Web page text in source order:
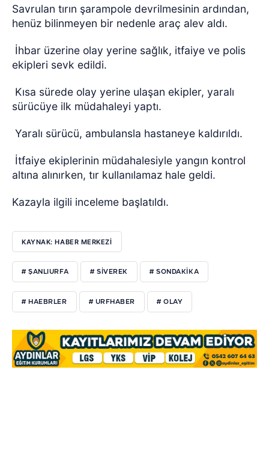
Savrulan tırın şarampole devrilmesinin ardından,
henüz bilinmeyen bir nedenle araç alev aldı.
İhbar üzerine olay yerine sağlık, itfaiye ve polis
ekipleri sevk edildi.
Kısa sürede olay yerine ulaşan ekipler, yaralı
sürücüye ilk müdahaleyi yaptı.
Yaralı sürücü, ambulansla hastaneye kaldırıldı.
İtfaiye ekiplerinin müdahalesiyle yangın kontrol
altına alınırken, tır kullanılamaz hale geldi.
Kazayla ilgili inceleme başlatıldı.
KAYNAK: HABER MERKEZI
# ŞANLIURFA # SIVEREK # SONDAKIKA
# HAEBRLER # URFHABER # OLAY